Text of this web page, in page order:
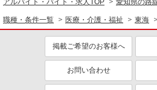
アルバイト・バイト・求人TOP 愛知県の路
職種・条件一覧 医療・介護・福祉 東海
掲載ご希望のお客様へ
お問い合わせ